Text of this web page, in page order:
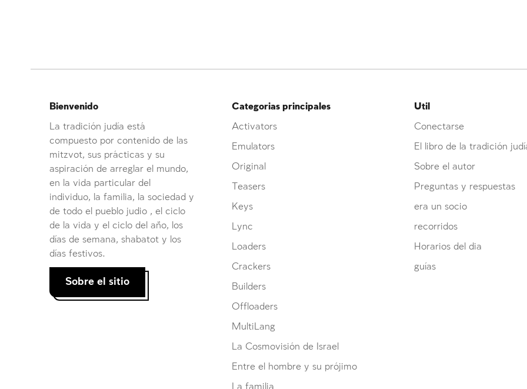
Util
Conectarse
El libro de la tradición
Sobre el autor
Preguntas y respuestas
era un socio
recorridos
Horarios del dia
guías
Categorias principales
Activators
Emulators
Original
Teasers
Keys
Lync
Loaders
Crackers
Builders
Offloaders
MultiLang
La Cosmovisión de Israel
Entre el hombre y su prójimo
La familia
Bienvenido
La tradición judía está
compuesto por contenido de las
mitzvot, sus prácticas y su
aspiración de arreglar el mundo,
en la vida particular del
individuo, la familia, la sociedad y
de todo el pueblo judio , el ciclo
de la vida y el ciclo del año, los
días de semana, shabatot y los
días festivos.
Sobre el sitio